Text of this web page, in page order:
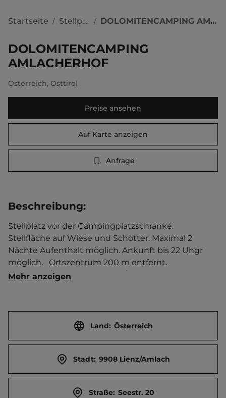
Startseite / Stellplätze / DOLOMITENCAMPING AMLACHERHOF
DOLOMITENCAMPING
AMLACHERHOF
Österreich, Osttirol
Preise ansehen
Auf Karte anzeigen
Anfrage
Beschreibung:
Stellplatz vor der Campingplatzschranke.
Stellfläche auf Wiese und Schotter. Maximal 2
Nächte Aufenthalt möglich. Ankunft bis 22 Uhgr
möglich.   Ortszentrum 200 m entfernt.
Touristen-/Dauerstellplätze 5/0.
Mehr anzeigen
Land: Österreich
Stadt: 9908 Lienz/Amlach
Straße: Seestr. 20